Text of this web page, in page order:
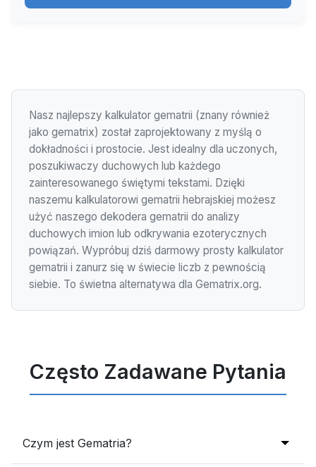
Nasz najlepszy kalkulator gematrii (znany również
jako gematrix) został zaprojektowany z myślą o
dokładności i prostocie. Jest idealny dla uczonych,
poszukiwaczy duchowych lub każdego
zainteresowanego świętymi tekstami. Dzięki
naszemu kalkulatorowi gematrii hebrajskiej możesz
użyć naszego dekodera gematrii do analizy
duchowych imion lub odkrywania ezoterycznych
powiązań. Wypróbuj dziś darmowy prosty kalkulator
gematrii i zanurz się w świecie liczb z pewnością
siebie. To świetna alternatywa dla Gematrix.org.
Często Zadawane Pytania
Czym jest Gematria?